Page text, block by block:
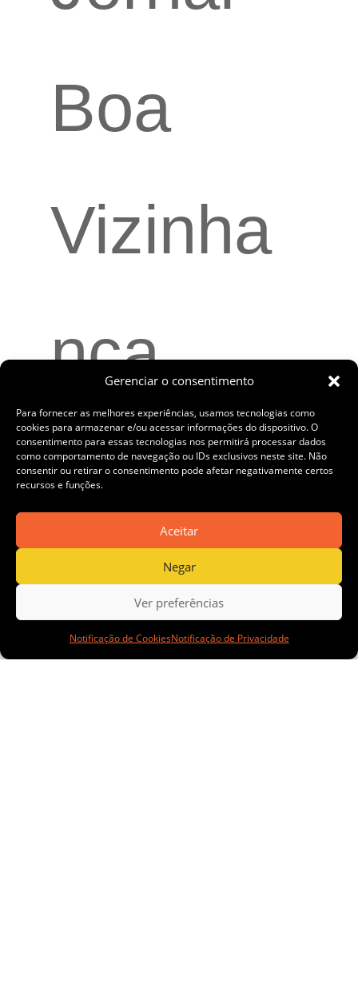
Gerenciar o consentimento
Para fornecer as melhores experiências, usamos tecnologias como
cookies para armazenar e/ou acessar informações do dispositivo. O
consentimento para essas tecnologias nos permitirá processar dados
como comportamento de navegação ou IDs exclusivos neste site. Não
consentir ou retirar o consentimento pode afetar negativamente certos
recursos e funções.
Aceitar
Negar
Ver preferências
Notificação de CookiesNotificação de Privacidade
Boa
Vizinha
nça
AngloG
old